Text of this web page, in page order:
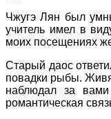
Чжугэ Лян был
учитель имел в
моих посещениях
Старый даос
повадки рыбы. Живя
наблюдал за
романтическая